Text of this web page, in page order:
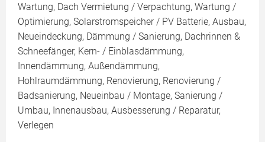
Wartung, Dach Vermietung / Verpachtung, Wartung /
Optimierung, Solarstromspeicher / PV Batterie, Ausbau,
Neueindeckung, Dämmung / Sanierung, Dachrinnen &
Schneefänger, Kern- / Einblasdämmung,
Innendämmung, Außendämmung,
Hohlraumdämmung, Renovierung, Renovierung /
Badsanierung, Neueinbau / Montage, Sanierung /
Umbau, Innenausbau, Ausbesserung / Reparatur,
Verlegen